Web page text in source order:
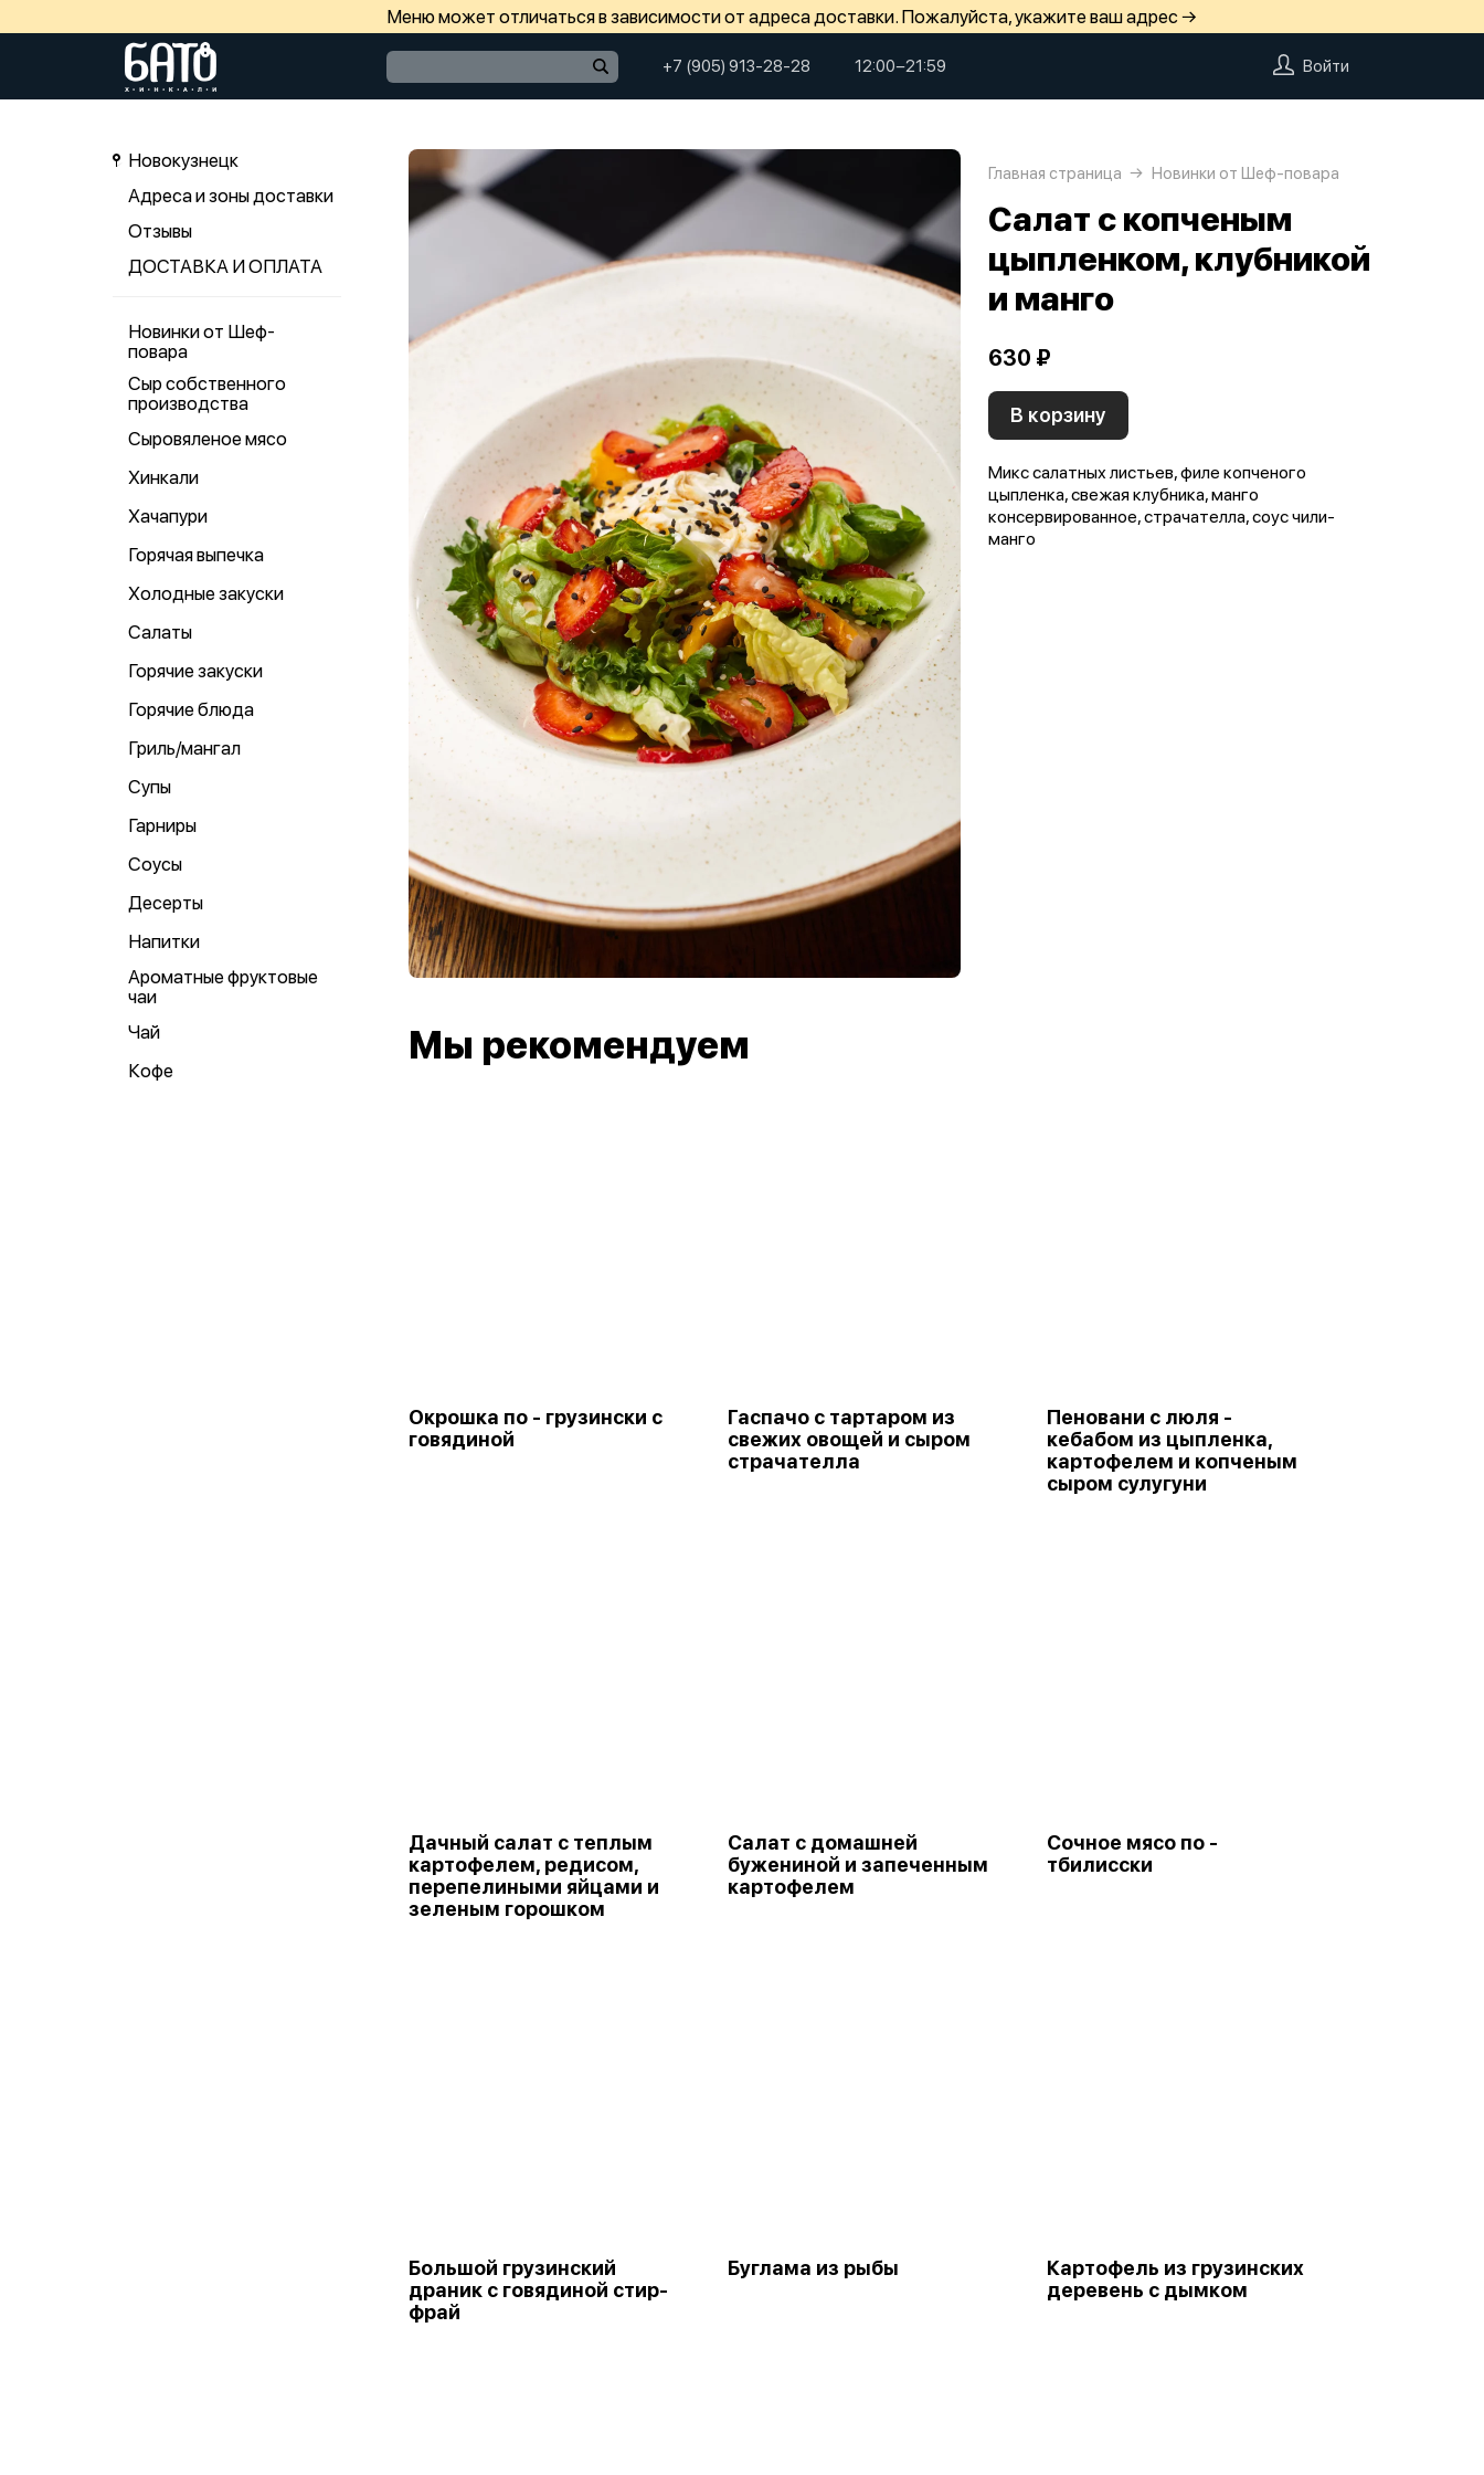
Меню может отличаться в зависимости от адреса доставки. Пожалуйста, укажите ваш адрес →
+7 (905) 913-28-28 12:00−21:59 Войти
Новокузнецк
Адреса и зоны доставки
Отзывы
ДОСТАВКА И ОПЛАТА
Новинки от Шеф-
повара
Сыр собственного
производства
Сыровяленое мясо
Хинкали
Хачапури
Горячая выпечка
Холодные закуски
Салаты
Горячие закуски
Горячие блюда
Гриль/мангал
Супы
Гарниры
Соусы
Десерты
Напитки
Ароматные фруктовые
чаи
Чай
Кофе
Главная страница Новинки от Шеф-повара
Салат с копченым
цыпленком, клубникой
и манго
630 ₽
В корзину
Микс салатных листьев, филе копченого
цыпленка, свежая клубника, манго
консервированное, страчателла, соус чили-
манго
Мы рекомендуем
Окрошка по - грузински с
говядиной
Гаспачо с тартаром из
свежих овощей и сыром
страчателла
Пеновани с люля -
кебабом из цыпленка,
картофелем и копченым
сыром сулугуни
Дачный салат с теплым
картофелем, редисом,
перепелиными яйцами и
зеленым горошком
Салат с домашней
бужениной и запеченным
картофелем
Сочное мясо по -
тбилисски
Большой грузинский
драник с говядиной стир-
фрай
Буглама из рыбы
Картофель из грузинских
деревень с дымком